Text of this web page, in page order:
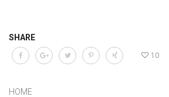
SHARE
10
HOME